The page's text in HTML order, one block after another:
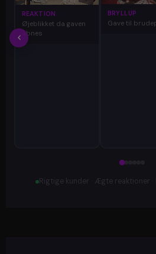
REAKTION
Øjeblikket da gaven
åbnes
BRYLLUP
Gave til
Rigtige kunder · Ægte reaktioner